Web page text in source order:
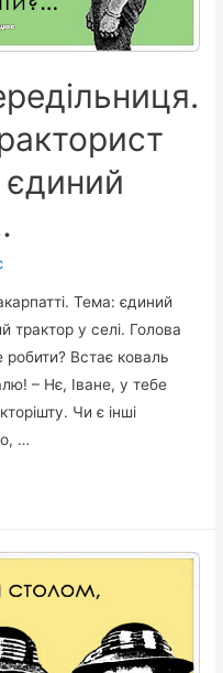
Тема: єдиний
трактор у селі. Голова
Встає коваль
– Нє, Іване, у тебе
Чи є інші
…